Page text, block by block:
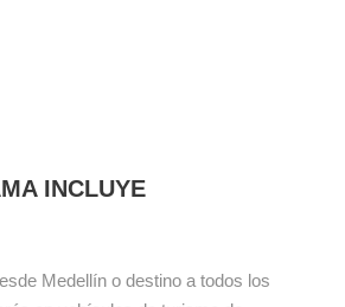
INCLUYE
Medellín o destino a todos los